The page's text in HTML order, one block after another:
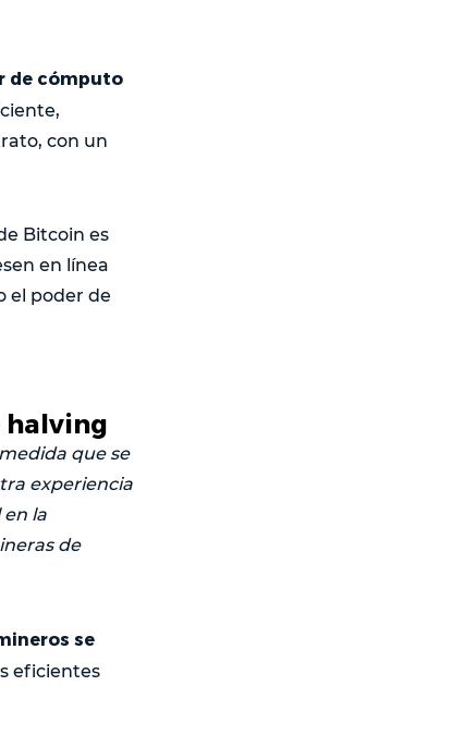
de cómputo
con un
Bitcoin es
en línea
el poder de
halving
que se
experiencia
la
de
se
eficientes